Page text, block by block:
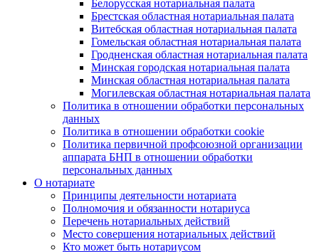
Белорусская нотариальная палата
Брестская областная нотариальная палата
Витебская областная нотариальная палата
Гомельская областная нотариальная палата
Гродненская областная нотариальная палата
Минская городская нотариальная палата
Минская областная нотариальная палата
Могилевская областная нотариальная палата
Политика в отношении обработки персональных
данных
Политика в отношении обработки cookie
Политика первичной профсоюзной организации
аппарата БНП в отношении обработки
персональных данных
О нотариате
Принципы деятельности нотариата
Полномочия и обязанности нотариуса
Перечень нотариальных действий
Место совершения нотариальных действий
Кто может быть нотариусом